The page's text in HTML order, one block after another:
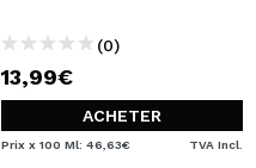
(0)
13,99€
ACHETER
Prix x 100 Ml: 46,63€ TVA Incl.